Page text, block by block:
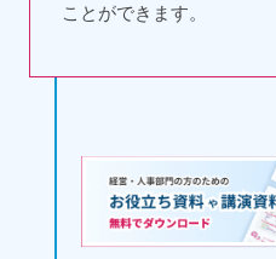
ことができます。